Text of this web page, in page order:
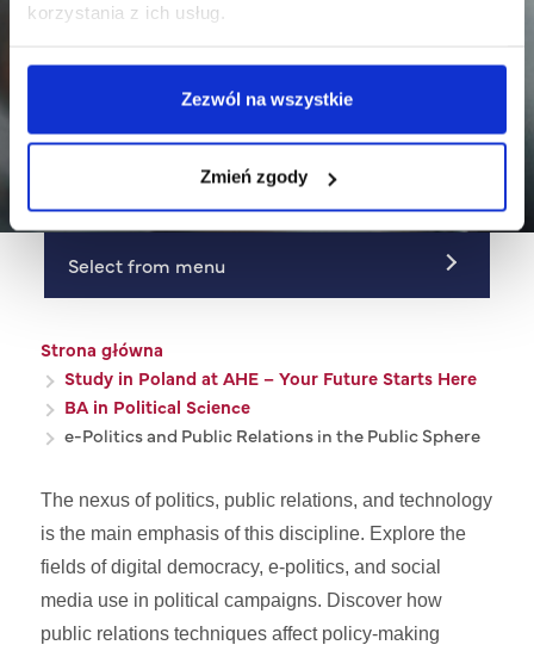
korzystania z ich usług.
Zezwól na wszystkie
Zmień zgody
e-Politics and Public
Relations in the Public
Sphere
Select from menu
Ścieżka nawigacyjna
Strona główna
Study in Poland at AHE – Your Future Starts Here
BA in Political Science
e-Politics and Public Relations in the Public Sphere
The nexus of politics, public relations, and technology
is the main emphasis of this discipline. Explore the
fields of digital democracy, e-politics, and social
media use in political campaigns. Discover how
public relations techniques affect policy-making